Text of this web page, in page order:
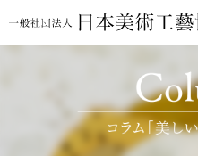
ごあいさつ